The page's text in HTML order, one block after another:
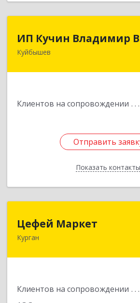
ИП Кучин Владимир
Куйбышев
Клиентов на сопровождении
Отправить
Показать контакты
632387, Новосибирская
Отправить
Назад
Цефей Маркет
Курган
Клиентов на сопровождении
640002, Курганская обл,